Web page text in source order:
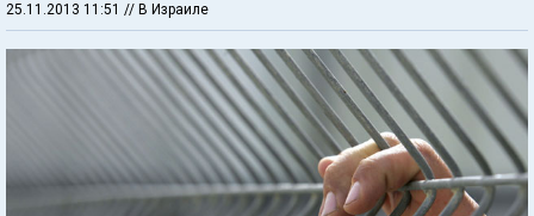
25.11.2013 11:51 // В Израиле